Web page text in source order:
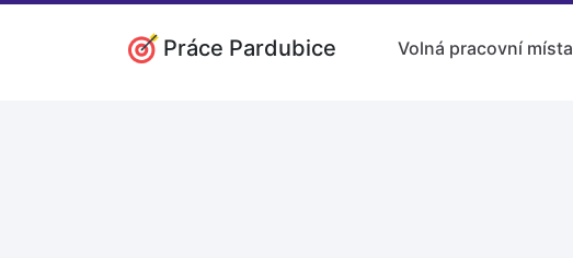
Práce Pardubice Volná pracovní místa